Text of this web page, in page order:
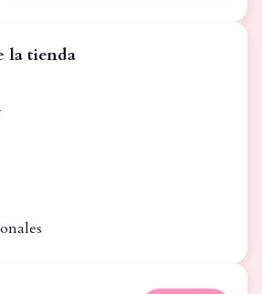
la tienda